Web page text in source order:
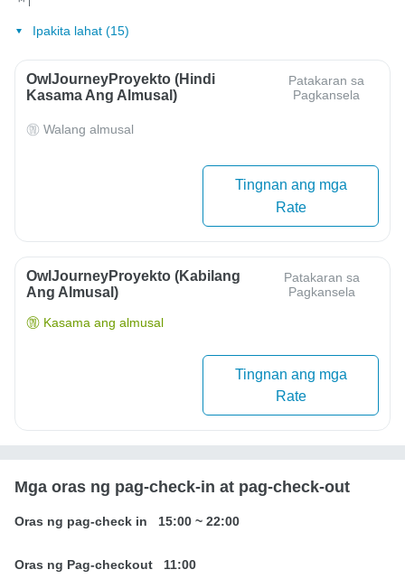
Ipakita lahat (15)
OwlJourneyProyekto (Hindi
Kasama Ang Almusal)
Patakaran sa
Pagkansela
Walang almusal
Tingnan ang mga
Rate
OwlJourneyProyekto (Kabilang
Ang Almusal)
Patakaran sa
Pagkansela
Kasama ang almusal
Tingnan ang mga
Rate
Mga oras ng pag-check-in at pag-check-out
Oras ng pag-check in 15:00 ~ 22:00
Oras ng Pag-checkout 11:00